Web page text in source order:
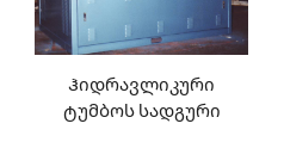
Ჰიდრავლიკური
ტუმბოს სადგური